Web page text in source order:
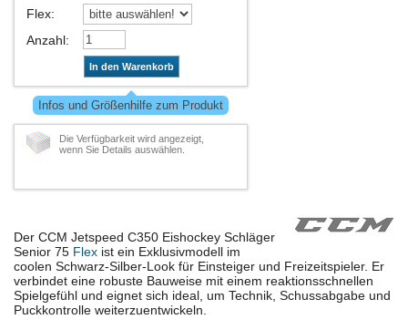
Flex:
Anzahl:
In den Warenkorb
Infos und Größenhilfe zum Produkt
Die Verfügbarkeit wird angezeigt,
wenn Sie Details auswählen.
Der CCM Jetspeed C350 Eishockey Schläger
Senior 75 Flex ist ein Exklusivmodell im
coolen Schwarz-Silber-Look für Einsteiger und Freizeitspieler. Er
verbindet eine robuste Bauweise mit einem reaktionsschnellen
Spielgefühl und eignet sich ideal, um Technik, Schussabgabe und
Puckkontrolle weiterzuentwickeln.